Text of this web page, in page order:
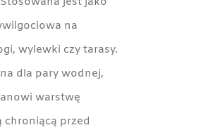
na
wylewki czy tarasy.
dla pary wodnej,
warstwę
chroniącą przed